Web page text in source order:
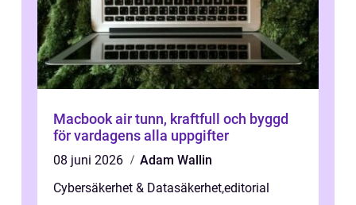
Macbook air tunn, kraftfull och byggd
för vardagens alla uppgifter
08 juni 2026
Adam Wallin
Cybersäkerhet & Datasäkerhet,editorial